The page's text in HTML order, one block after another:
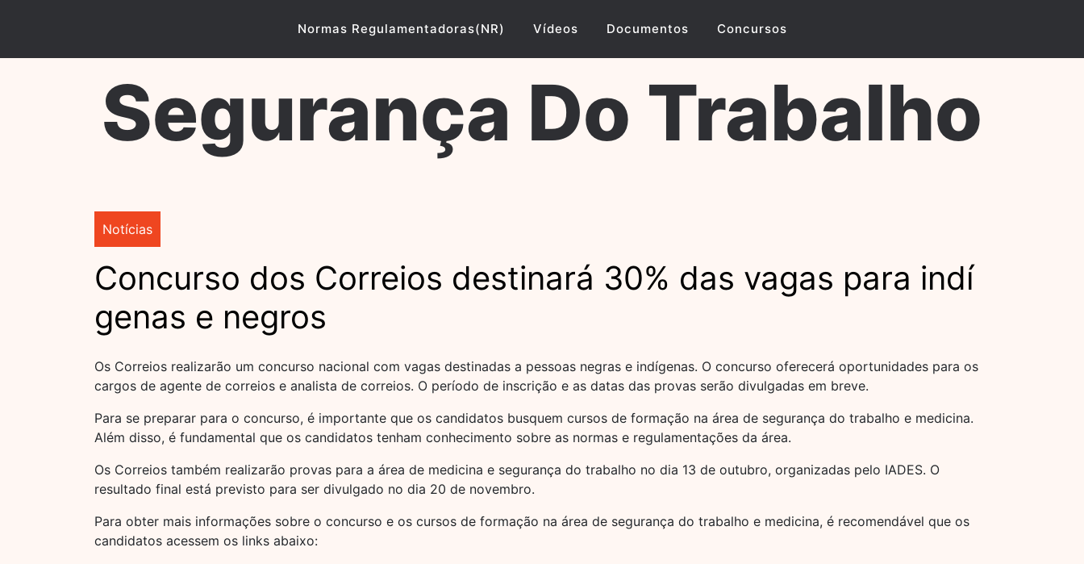
Normas Regulamentadoras(NR) Vídeos Documentos Concursos
Segurança Do Trabalho
Notícias
Concurso dos Correios destinará 30% das vagas para indí
genas e negros
Os Correios realizarão um concurso nacional com vagas destinadas a pessoas negras e indígenas. O concurso oferecerá oportunidades para os
cargos de agente de correios e analista de correios. O período de inscrição e as datas das provas serão divulgadas em breve.
Para se preparar para o concurso, é importante que os candidatos busquem cursos de formação na área de segurança do trabalho e medicina.
Além disso, é fundamental que os candidatos tenham conhecimento sobre as normas e regulamentações da área.
Os Correios também realizarão provas para a área de medicina e segurança do trabalho no dia 13 de outubro, organizadas pelo IADES. O
resultado final está previsto para ser divulgado no dia 20 de novembro.
Para obter mais informações sobre o concurso e os cursos de formação na área de segurança do trabalho e medicina, é recomendável que os
candidatos acessem os links abaixo: